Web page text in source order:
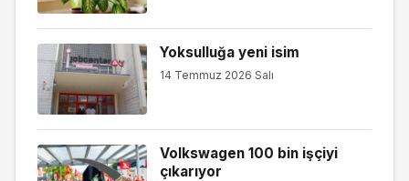
Yoksulluğa yeni isim
14 Temmuz 2026 Salı
Volkswagen 100 bin işçiyi
çıkarıyor